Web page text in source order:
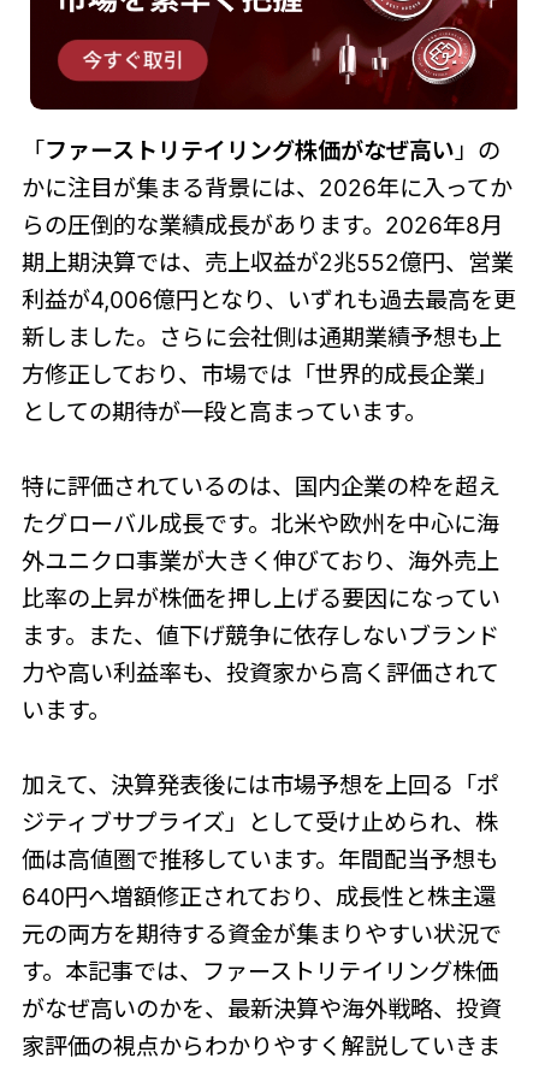
「ファーストリテイリング株価がなぜ高い」の
かに注目が集まる背景には、2026年に入ってか
らの圧倒的な業績成長があります。2026年8月
期上期決算では、売上収益が2兆552億円、営業
利益が4,006億円となり、いずれも過去最高を更
新しました。さらに会社側は通期業績予想も上
方修正しており、市場では「世界的成長企業」
としての期待が一段と高まっています。
特に評価されているのは、国内企業の枠を超え
たグローバル成長です。北米や欧州を中心に海
外ユニクロ事業が大きく伸びており、海外売上
比率の上昇が株価を押し上げる要因になってい
ます。また、値下げ競争に依存しないブランド
力や高い利益率も、投資家から高く評価されて
います。
加えて、決算発表後には市場予想を上回る「ポ
ジティブサプライズ」として受け止められ、株
価は高値圏で推移しています。年間配当予想も
640円へ増額修正されており、成長性と株主還
元の両方を期待する資金が集まりやすい状況で
す。本記事では、ファーストリテイリング株価
がなぜ高いのかを、最新決算や海外戦略、投資
家評価の視点からわかりやすく解説していきま